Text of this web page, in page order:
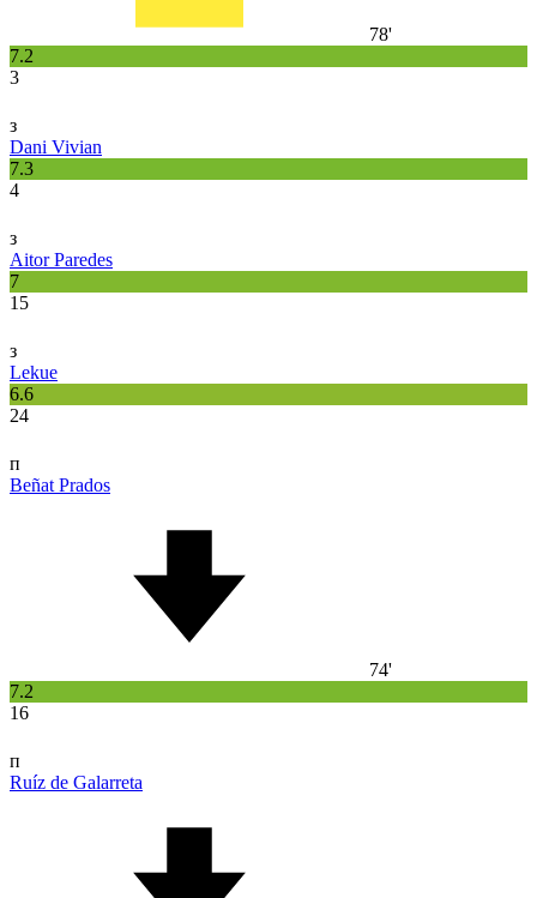
78'
7.2
3
з
Dani Vivian
7.3
4
з
Aitor Paredes
7
15
з
Lekue
6.6
24
п
Beñat Prados
74'
7.2
16
п
Ruíz de Galarreta